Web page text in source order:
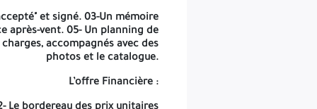
et des sports la wilaya de Skikda à l’adresse cité plus haut.
L’Algérie Aujourd’hui du 18 / 03 / 2026
et signé. 03-Un mémoire
après-vent. 05- Un planning de
accompagnés avec des
photos et le catalogue.
L’offre Financière :